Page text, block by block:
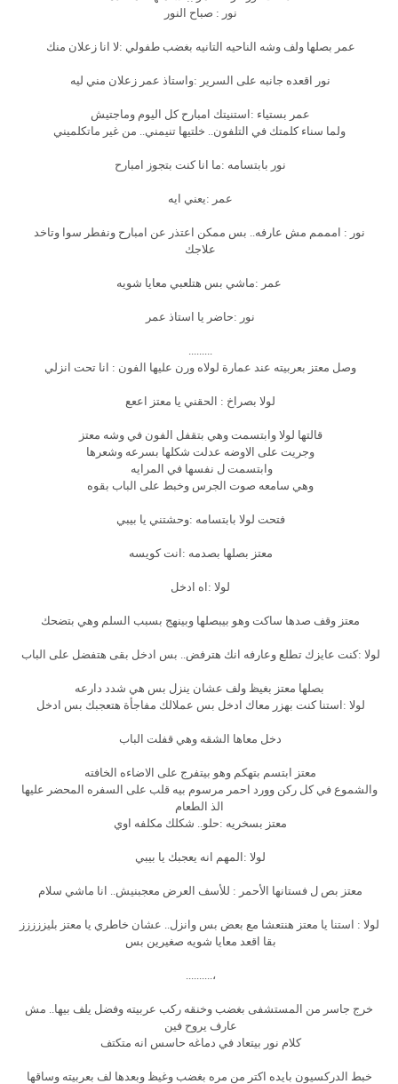
نور : صباح النور
عمر بصلها ولف وشه الناحيه التانيه بغضب طفولي :لا انا زعلان منك
نور اقعده جانبه على السرير :واستاذ عمر زعلان مني ليه
عمر بستياء :استنيتك امبارح كل اليوم وماجتيش
ولما سناء كلمتك في التلفون.. خلتيها تنيمني.. من غير ماتكلميني
نور بابتسامه :ما انا كنت بتجوز امبارح
عمر :يعني ايه
نور : امممم مش عارفه.. بس ممكن اعتذر عن امبارح ونفطر سوا وتاخد
علاجك
عمر :ماشي بس هتلعبي معايا شويه
نور :حاضر يا استاذ عمر
.........
وصل معتز بعربيته عند عمارة لولاه ورن عليها الفون : انا تحت انزلي
لولا بصراخ : الحقني يا معتز اععع
قالتها لولا وابتسمت وهي بتقفل الفون في وشه معتز
وجريت على الاوضه عدلت شكلها بسرعه وشعرها
وابتسمت ل نفسها في المرايه
وهي سامعه صوت الجرس وخبط على الباب بقوه
فتحت لولا بابتسامه :وحشتني يا بيبي
معتز بصلها بصدمه :انت كويسه
لولا :اه ادخل
معتز وقف صدها ساكت وهو بيبصلها وبينهج بسبب السلم وهي بتضحك
لولا :كنت عايزك تطلع وعارفه انك هترفض.. بس ادخل بقى هتفضل على الباب
بصلها معتز بغيظ ولف عشان ينزل بس هي شدد دارعه
لولا :استنا كنت بهزر معاك ادخل بس عملالك مفاجأة هتعجبك بس ادخل
دخل معاها الشقه وهي قفلت الباب
معتز ابتسم بتهكم وهو بيتفرج على الاضاءه الخافته
والشموع في كل ركن وورد احمر مرسوم بيه قلب على السفره المحضر عليها
الذ الطعام
معتز بسخريه :حلو.. شكلك مكلفه اوي
لولا :المهم انه يعجبك يا بيبي
معتز بص ل فستانها الأحمر : للأسف العرض معجبنيش.. انا ماشي سلام
لولا : استنا يا معتز هنتعشا مع بعض بس وانزل.. عشان خاطري يا معتز بليززززز
بقا اقعد معايا شويه صغيرين بس
،..........
خرج جاسر من المستشفى بغضب وخنقه ركب عربيته وفضل يلف بيها.. مش
عارف يروح فين
كلام نور بيتعاد في دماغه حاسس انه متكتف
خبط الدركسيون بايده اكتر من مره بغضب وغيظ وبعدها لف بعربيته وساقها